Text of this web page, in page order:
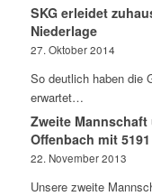
SKG erleidet
Niederlage
27. Oktober 2014
So deutlich haben die
erwartet…
Zweite
Offenbach mit
22. November 2013
Unsere zweite